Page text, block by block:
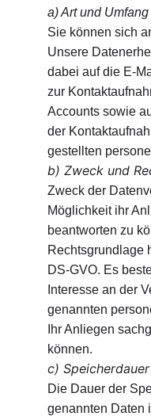
a) Art und
Sie können sich
Unsere
dabei auf die E-
zur
Accounts sowie
der
gestellten
b) Zweck und
Zweck der
Möglichkeit ihr
beantworten zu
Rechtsgrundlage
DS-GVO. Es
Interesse an der
genannten
Ihr Anliegen
können.
c) Speicherdauer
Die Dauer der
genannten Daten